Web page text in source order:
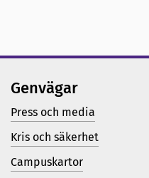
Genvägar
Press och media
Kris och säkerhet
Campuskartor